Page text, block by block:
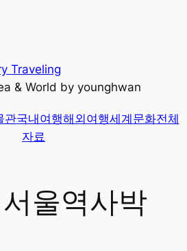
Traveling
& World by younghwan
관국내여행해외여행세계문화전체
자료
서울역사박